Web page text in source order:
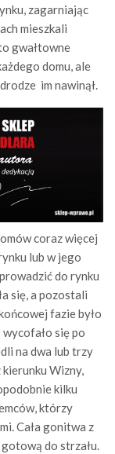
zagarniając
mieszkali
gwałtowne
domu, ale
im nawinął.
coraz więcej
lub w jego
do rynku
się, a pozostali
fazie było
się po
na dwa lub trzy
Wizny,
kilku
którzy
Cała gonitwa z
do strzału.